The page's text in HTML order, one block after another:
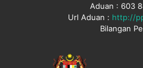
Aduan : 603
Url Aduan : http://
Bilangan